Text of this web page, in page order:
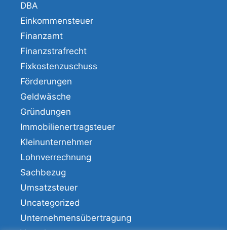
DBA
Einkommensteuer
Finanzamt
Finanzstrafrecht
Fixkostenzuschuss
Förderungen
Geldwäsche
Gründungen
Immobilienertragsteuer
Kleinunternehmer
Lohnverrechnung
Sachbezug
Umsatzsteuer
Uncategorized
Unternehmensübertragung